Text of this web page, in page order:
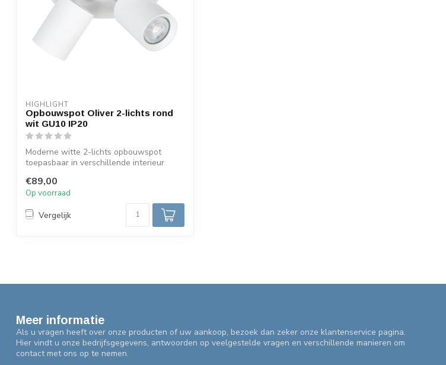
HIGHLIGHT
Opbouwspot Oliver 2-lichts rond
wit GU10 IP20
Moderne witte 2-lichts opbouwspot
toepasbaar in verschillende interieur
€89,00
Op voorraad
Vergelijk
Meer informatie
Als u vragen heeft over onze producten of uw aankoop, bezoek dan zeker onze klantenservice pagina.
Hier vindt u onze bedrijfsgegevens, antwoorden op veelgestelde vragen en verschillende manieren om
contact met ons op te nemen.